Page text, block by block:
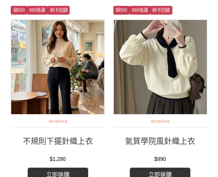
領500 999免運 刷卡回饋
evaviva
不規則下擺針織上衣
$1,290
立即搶購
領500 999免運 刷卡回饋
evaviva
氣質學院風針織上衣
$990
立即搶購